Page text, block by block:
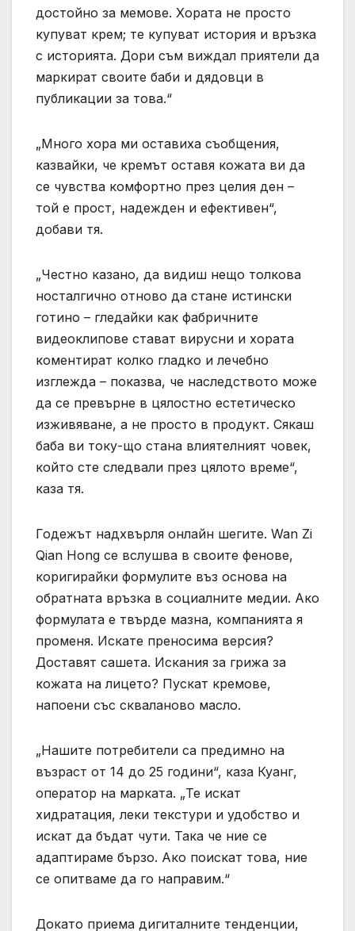
достойно за мемове. Хората не просто
купуват крем; те купуват история и връзка
с историята. Дори съм виждал приятели да
маркират своите баби и дядовци в
публикации за това.“
„Много хора ми оставиха съобщения,
казвайки, че кремът оставя кожата ви да
се чувства комфортно през целия ден –
той е прост, надежден и ефективен“,
добави тя.
„Честно казано, да видиш нещо толкова
носталгично отново да стане истински
готино – гледайки как фабричните
видеоклипове стават вирусни и хората
коментират колко гладко и лечебно
изглежда – показва, че наследството може
да се превърне в цялостно естетическо
изживяване, а не просто в продукт. Сякаш
баба ви току-що стана влиятелният човек,
който сте следвали през цялото време“,
каза тя.
Годежът надхвърля онлайн шегите. Wan Zi
Qian Hong се вслушва в своите фенове,
коригирайки формулите въз основа на
обратната връзка в социалните медии. Ако
формулата е твърде мазна, компанията я
променя. Искате преносима версия?
Доставят сашета. Искания за грижа за
кожата на лицето? Пускат кремове,
напоени със скваланово масло.
„Нашите потребители са предимно на
възраст от 14 до 25 години“, каза Куанг,
оператор на марката. „Те искат
хидратация, леки текстури и удобство и
искат да бъдат чути. Така че ние се
адаптираме бързо. Ако поискат това, ние
се опитваме да го направим.“
Докато приема дигиталните тенденции,